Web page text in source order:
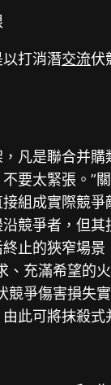
打消潛交流伏
凡是聯合并
要太緊張。”
組成實際競
競爭者，但
止的狹窄場
、充滿希望的
競爭傷害損失
此可將抹殺